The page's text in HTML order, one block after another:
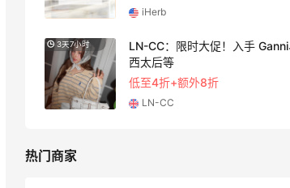
iHerb
3天7小时
LN-CC：限时大促！入手 Ganni
西太后等
低至4折+额外8折
LN-CC
热门商家